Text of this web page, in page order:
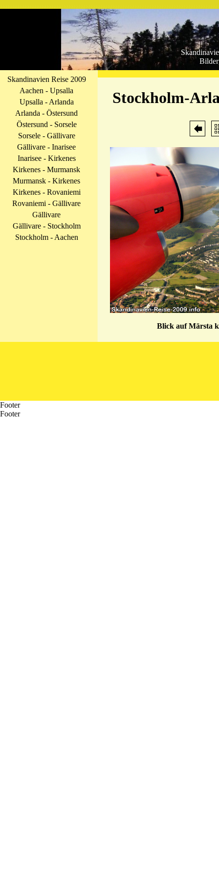
Skandinavien Reise 2009
Aachen - Upsalla
Upsalla - Arlanda
Arlanda - Östersund
Östersund - Sorsele
Sorsele - Gällivare
Gällivare - Inarisee
Inarisee - Kirkenes
Kirkenes - Murmansk
Murmansk - Kirkenes
Kirkenes - Rovaniemi
Rovaniemi - Gällivare
Gällivare
Gällivare - Stockholm
Stockholm - Aachen
Stockholm-
Blick auf Märsta
Footer
Footer